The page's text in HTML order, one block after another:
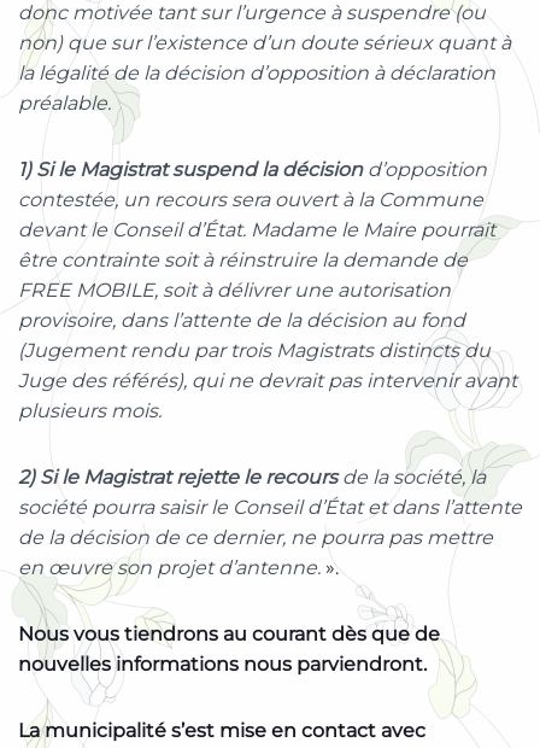
donc motivée tant sur l’urgence à suspendre (ou
non) que sur l’existence d’un doute sérieux quant à
la légalité de la décision d’opposition à déclaration
préalable.
1) Si le Magistrat suspend la décision d’opposition
contestée, un recours sera ouvert à la Commune
devant le Conseil d’État. Madame le Maire pourrait
être contrainte soit à réinstruire la demande de
FREE MOBILE, soit à délivrer une autorisation
provisoire, dans l’attente de la décision au fond
(Jugement rendu par trois Magistrats distincts du
Juge des référés), qui ne devrait pas intervenir avant
plusieurs mois.
2) Si le Magistrat rejette le recoursde la société, la
société pourra saisir le Conseil d’État et dans l’attente
de la décision de ce dernier, ne pourra pas mettre
en œuvre son projet d’antenne. ».
Nous vous tiendrons au courant dès que de
nouvelles informations nous parviendront.
La municipalité s’est mise en contact avec